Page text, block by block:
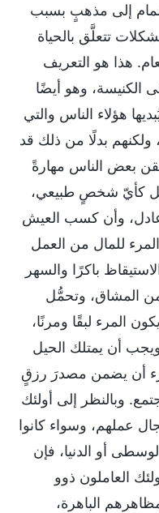
إلى مذهبٍ بسبب
تتعلَّق بالحياة
هذا هو التعريف
الكنيسة، وهو أيضًا
هؤلاء الناس والتي
ولكنهم بدلًا من ذلك قد
بعض الناس مهارةً
كأيّ شخصٍ طبيعي،
عادل، وأن كسب العيش
للمال من العمل
باكرًا والسهر
المشاق، وتحمُّل
المرء لبقًا ومرنًا،
أن يمتلك الحيل
أن يضمن مصدرَ رزقٍ
وبالنظر إلى أولئك
عملهم، وسواء كانوا
أو الدنيا، فإن
العاملون ذوو
الباهرة،